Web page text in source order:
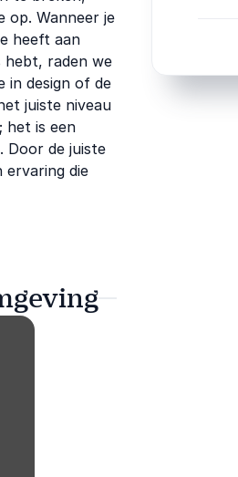
op. Wanneer je
heeft aan
hebt, raden we
in design of de
juiste niveau
het is een
Door de juiste
ervaring die